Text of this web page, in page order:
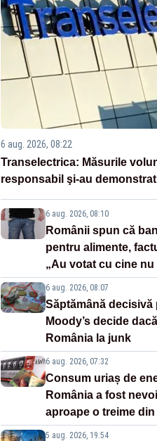
6 aug. 2026, 08:22
Transelectrica: Măsurile
responsabil şi-au
6 aug. 2026, 08:10
Românii spun că
pentru alimente,
„Au votat cu cine nu
6 aug. 2026, 08:07
Săptămână
Moody’s decide
România la junk
6 aug. 2026, 07:32
Consum uriaș de
România a fost
aproape o treime
5 aug. 2026, 19:54